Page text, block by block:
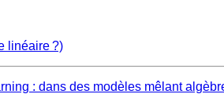
linéaire ?)
: dans des modèles mêlant